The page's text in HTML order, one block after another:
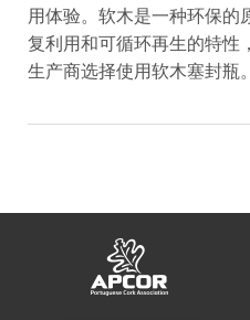
用体验。软木是一种环保的
复利用和可循环再生的特性
生产商选择使用软木塞封瓶。